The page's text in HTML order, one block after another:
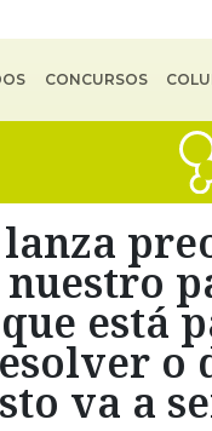
CONCURSOS
está
o
va a